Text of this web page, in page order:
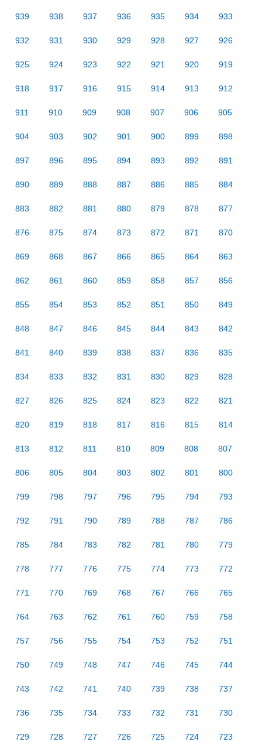
939 938 937 936 935 934 933
932 931 930 929 928 927 926
925 924 923 922 921 920 919
918 917 916 915 914 913 912
911 910 909 908 907 906 905
904 903 902 901 900 899 898
897 896 895 894 893 892 891
890 889 888 887 886 885 884
883 882 881 880 879 878 877
876 875 874 873 872 871 870
869 868 867 866 865 864 863
862 861 860 859 858 857 856
855 854 853 852 851 850 849
848 847 846 845 844 843 842
841 840 839 838 837 836 835
834 833 832 831 830 829 828
827 826 825 824 823 822 821
820 819 818 817 816 815 814
813 812 811 810 809 808 807
806 805 804 803 802 801 800
799 798 797 796 795 794 793
792 791 790 789 788 787 786
785 784 783 782 781 780 779
778 777 776 775 774 773 772
771 770 769 768 767 766 765
764 763 762 761 760 759 758
757 756 755 754 753 752 751
750 749 748 747 746 745 744
743 742 741 740 739 738 737
736 735 734 733 732 731 730
729 728 727 726 725 724 723